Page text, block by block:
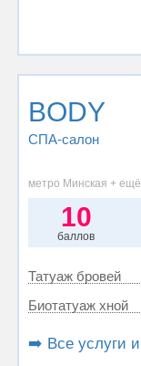
BODY
СПА-салон
метро Минская + ещё
10
баллов
Татуаж бровей
Биотатуаж хной
➡️ Все услуги